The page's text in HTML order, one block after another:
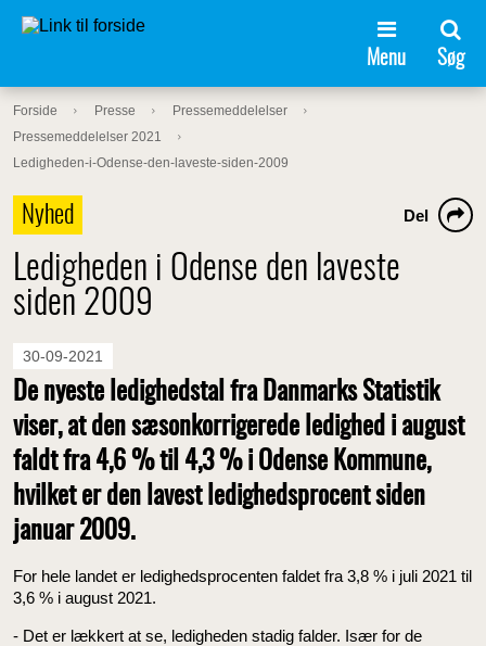
Menu Søg
Forside Presse
Pressemeddelelser
Pressemeddelelser 2021
Ledigheden-i-Odense-den-laveste-siden-2009
Nyhed
Ledigheden i Odense den laveste
siden 2009
Del
30-09-2021
De nyeste ledighedstal fra Danmarks Statistik
viser, at den sæsonkorrigerede ledighed i august
faldt fra 4,6 % til 4,3 % i Odense Kommune,
hvilket er den lavest ledighedsprocent siden
januar 2009.
For hele landet er ledighedsprocenten faldet fra 3,8 % i juli 2021 til
3,6 % i august 2021.
- Det er lækkert at se, ledigheden stadig falder. Især for de